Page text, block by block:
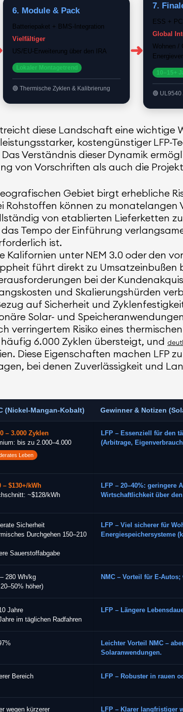
6. Module & Pack
Batteriepaket + BMS-Integration
Vielfältiger
US/EU-Erweiterung über den IRA
Lokaler Montagetrend
Thermische Zyklen & Kalibrierung
➜
7.
ESS +
Global
Wohnen /
10–15+
UL9540
diese Landschaft eine wichtige
kostengünstiger LFP-
Verständnis dieser Dynamik
von Vorschriften als auch die
Gebiet birgt erhebliche
können zu monatelangen
von etablierten Lieferketten
Tempo der Einführung
ist.
unter NEM 3.0 oder den
führt direkt zu Umsatzeinbußen
bei der
und Skalierungshürden
auf Sicherheit und
Solar- und
Risiko eines
6.000 Zyklen übersteigt, und
Diese Eigenschaften machen LFP
bei denen Zuverlässigkeit und
(Nickel-Mangan-Kobalt) Gewinner & Notizen
– 3.000 Zyklen
bis zu 2.000–4.000
Leben
LFP – Essenziell für den
(Arbitrage,
– $130+/kWh
~$128/kWh
LFP – 20–40%: geringere
Wirtschaftlichkeit über
Sicherheit
Durchgehen 150–210
Sauerstoffabgabe
LFP – Viel sicherer für
Energiespeichersysteme
280 Wh/kg
höher)
NMC – Vorteil für E-
Jahre
im täglichen Radfahren
LFP – Längere
Leichter Vorteil NMC –
Solaranwendungen.
Bereich LFP – Robuster in rauen
wegen kürzerer LFP – Klarer langfristiger